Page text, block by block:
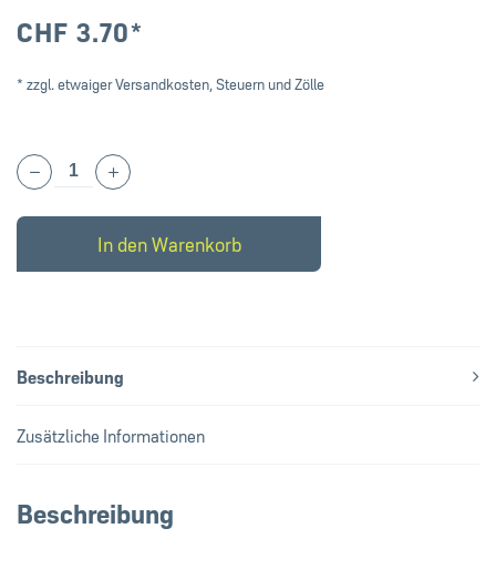
CHF 3.70*
* zzgl. etwaiger Versandkosten, Steuern und Zölle
In den Warenkorb
Beschreibung
Zusätzliche Informationen
Beschreibung